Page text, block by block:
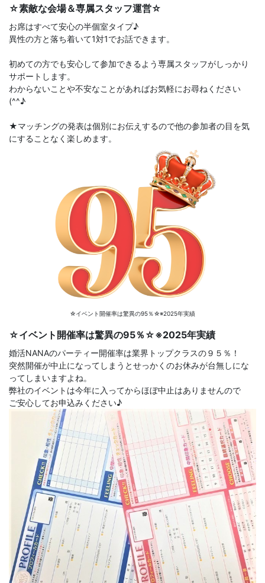
☆素敵な会場＆専属スタッフ運営☆
お席はすべて安心の半個室タイプ♪
異性の方と落ち着いて1対1でお話できます。
初めての方でも安心して参加できるよう専属スタッフがしっかり
サポートします。
わからないことや不安なことがあればお気軽にお尋ねください
(^^♪
★マッチングの発表は個別にお伝えするので他の参加者の目を気
にすることなく楽しめます。
☆イベント開催率は驚異の95％☆※2025年実績
☆イベント開催率は驚異の95％☆※2025年実績
婚活NANAのパーティー開催率は業界トップクラスの９５％！
突然開催が中止になってしまうとせっかくのお休みが台無しにな
ってしまいますよね。
弊社のイベントは今年に入ってからほぼ中止はありませんので
ご安心してお申込みください♪